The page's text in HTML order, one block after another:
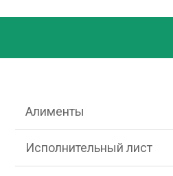
Алименты
Исполнительный лист